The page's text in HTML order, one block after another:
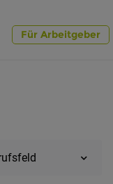
Für Arbeitgeber